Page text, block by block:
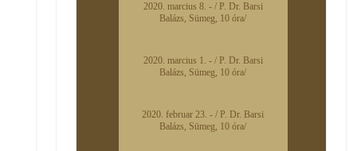
2020. marcius 8. - / P. Dr. Barsi
Balázs, Sümeg, 10 óra/
2020. marcius 1. - / P. Dr. Barsi
Balázs, Sümeg, 10 óra/
2020. februar 23. - / P. Dr. Barsi
Balázs, Sümeg, 10 óra/